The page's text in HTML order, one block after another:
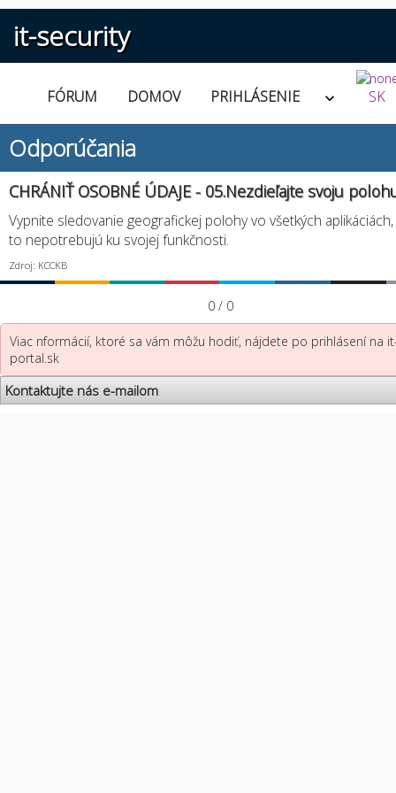
it-security
FÓRUM DOMOV PRIHLÁSENIE SK
Odporúčania
CHRÁNIŤ OSOBNÉ ÚDAJE - 05.Nezdieľajte svoju
Vypnite sledovanie geografickej polohy vo všetkých
to nepotrebujú ku svojej funkčnosti.
Zdroj: KCCKB
0 / 0
Viac nformácií, ktoré sa vám môžu hodiť, nájdete po prihlásení na
portal.sk
Kontaktujte nás e-mailom